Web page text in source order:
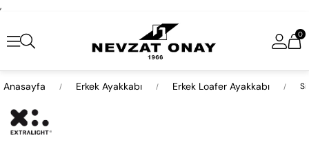
,
0
Anasayfa Erkek Ayakkabı Erkek Loafer Ayakkabı